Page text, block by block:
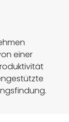
einer